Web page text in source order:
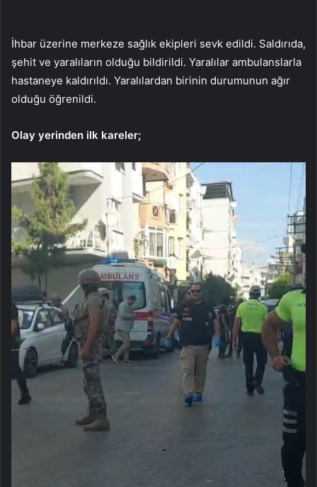
İhbar üzerine merkeze sağlık ekipleri sevk edildi. Saldırıda,
şehit ve yaralıların olduğu bildirildi. Yaralılar ambulanslarla
hastaneye kaldırıldı. Yaralılardan birinin durumunun ağır
olduğu öğrenildi.
Olay yerinden ilk kareler;